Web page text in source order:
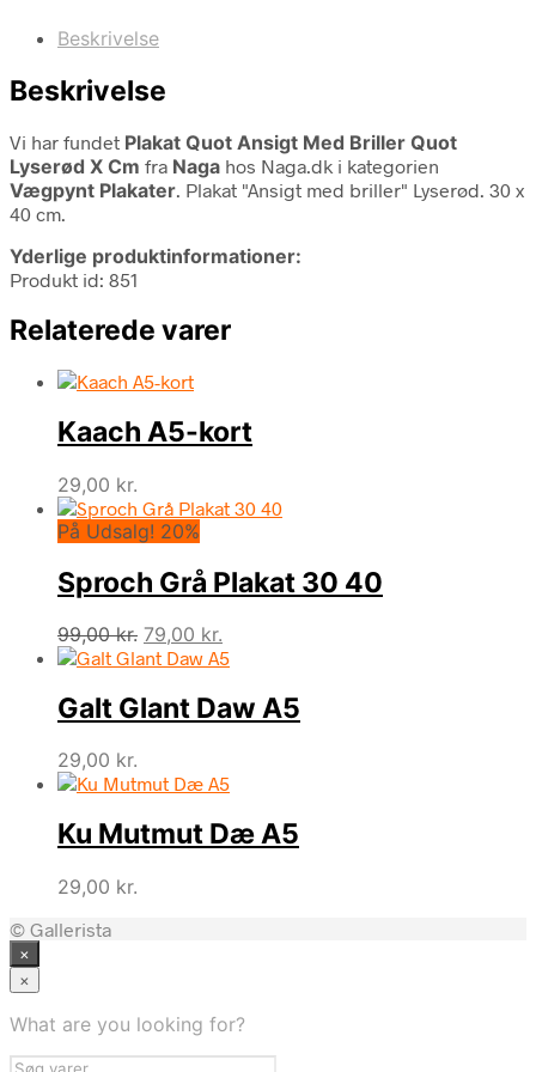
Beskrivelse
Beskrivelse
Vi har fundet Plakat Quot Ansigt Med Briller Quot
Lyserød X Cm fra Naga hos Naga.dk i kategorien
Vægpynt Plakater. Plakat "Ansigt med briller" Lyserød. 30 x
40 cm.
Yderlige produktinformationer:
Produkt id: 851
Relaterede varer
Kaach A5-kort
29,00 kr.
På Udsalg! 20%
Sproch Grå Plakat 30 40
99,00kr. Den
oprindelige
var:
99,00 kr..
79,00 kr.
aktuelle
er:
79,00 kr..
Galt Glant Daw A5
29,00 kr.
Ku Mutmut Dæ A5
29,00 kr.
© Gallerista
×
×
What are you looking for?